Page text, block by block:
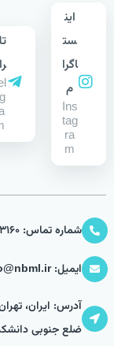
این
ست
اگرا
م
Ins
tag
ra
m
شماره تماس: 86093160-021 - 86093109-021
ایمیل: info@nbml.ir
آدرس: ایران،
ضلع جنوبی